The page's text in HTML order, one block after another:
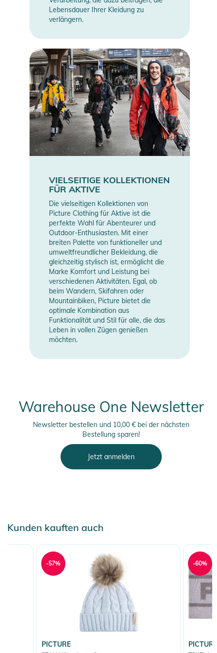
Lebensdauer Ihrer Kleidung zu
verlängern.
VIELSEITIGE KOLLEKTIONEN
FÜR AKTIVE
Die vielseitigen Kollektionen von
Picture Clothing für Aktive ist die
perfekte Wahl für Abenteurer und
Outdoor-Enthusiasten. Mit einer
breiten Palette von funktioneller und
umweltfreundlicher Bekleidung, die
gleichzeitig stylisch ist, ermöglicht die
Marke Komfort und Leistung bei
verschiedenen Aktivitäten. Egal, ob
beim Wandern, Skifahren oder
Mountainbiken, Picture bietet die
optimale Kombination aus
Funktionalität und Stil für alle, die das
Leben in vollen Zügen genießen
möchten.
Warehouse One Newsletter
Newsletter bestellen und 10,00 € bei der nächsten
Bestellung sparen!
Jetzt anmelden
Kunden kauften auch
PICTURE
-57%
PICTURE
-60%